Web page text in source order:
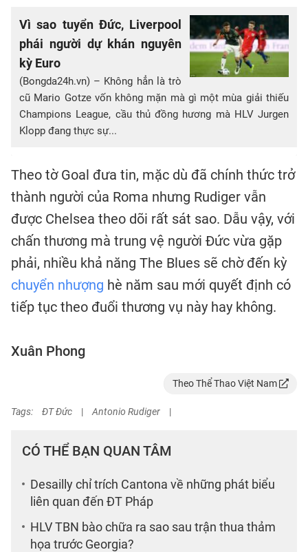
Vì sao tuyển Đức, Liverpool
phái người dự khán nguyên
kỳ Euro
(Bongda24h.vn) – Không hẳn là trò
cũ Mario Gotze vốn không mặn mà gì một mùa giải thiếu
Champions League, cầu thủ đồng hương mà HLV Jurgen
Klopp đang thực sự...
Theo tờ Goal đưa tin, mặc dù đã chính thức trở
thành người của Roma nhưng Rudiger vẫn
được Chelsea theo dõi rất sát sao. Dẫu vậy, với
chấn thương mà trung vệ người Đức vừa gặp
phải, nhiều khả năng The Blues sẽ chờ đến kỳ
chuyển nhượng hè năm sau mới quyết định có
tiếp tục theo đuổi thương vụ này hay không.
Xuân Phong
Theo Thể Thao Việt Nam
Tags: ĐT Đức | Antonio Rudiger |
CÓ THỂ BẠN QUAN TÂM
Desailly chỉ trích Cantona về những phát biểu
liên quan đến ĐT Pháp
HLV TBN bào chữa ra sao sau trận thua thảm
họa trước Georgia?